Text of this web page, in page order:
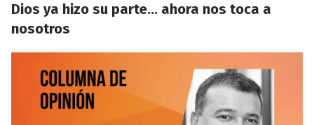
Dios ya hizo su parte… ahora nos toca a
nosotros